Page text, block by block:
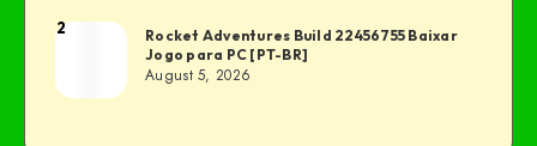
2
Rocket Adventures Build 22456755 Baixar
Jogo para PC [PT-BR]
August 5, 2026